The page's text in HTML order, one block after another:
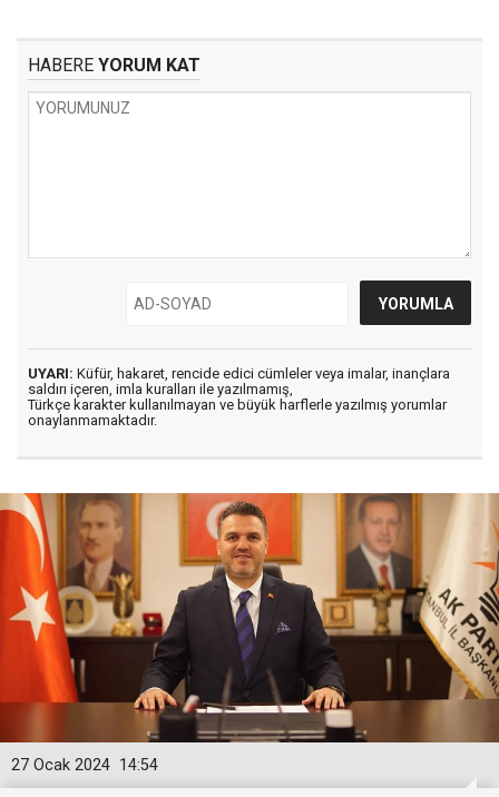
HABERE YORUM KAT
UYARI: Küfür, hakaret, rencide edici cümleler veya imalar, inançlara
saldırı içeren, imla kuralları ile yazılmamış,
Türkçe karakter kullanılmayan ve büyük harflerle yazılmış yorumlar
onaylanmamaktadır.
14:54
27 Ocak 2024